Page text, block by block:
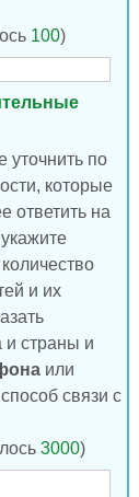
100)
уточнить по
которые
ответить на
и их
и страны и
или
связи с
3000)